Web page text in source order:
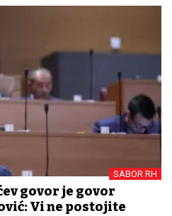
SABOR RH
govor je govor
Vi ne postojite